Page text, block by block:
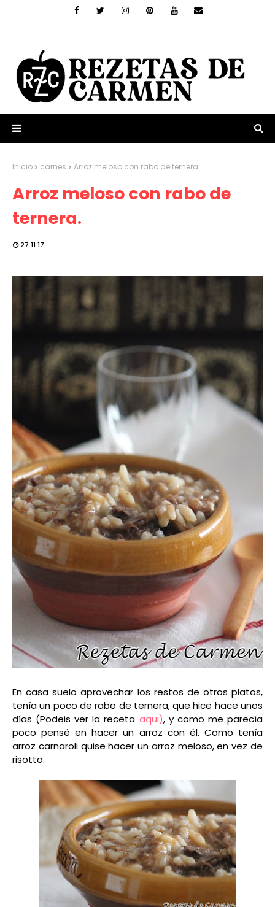
Inicio carnes Arroz meloso con rabo de ternera.
Arroz meloso con rabo de
ternera.
27.11.17
En casa suelo aprovechar los restos de otros platos,
tenía un poco de rabo de ternera, que hice hace unos
días (Podeis ver la receta aqui), y como me parecía
poco pensé en hacer un arroz con él. Como tenía
arroz carnaroli quise hacer un arroz meloso, en vez de
risotto.